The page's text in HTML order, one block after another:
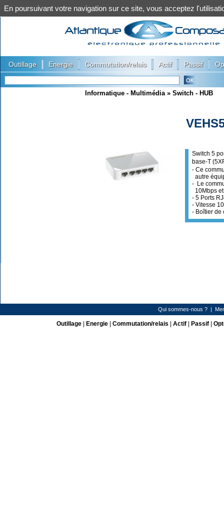
Outillage Energie Commutation/relais Actif Passif
Informatique - Multimédia» Switch - HUB
Switch 5
base-T
- Ce
autre
- Le
10Mbps
- 5 Ports
- Vitesse
- Boîtier de
Qui sommes-nous ?|
Outillage| Energie| Commutation/relais Actif| Passif|
En poursuivant votre navigation sur ce site, vous acceptez